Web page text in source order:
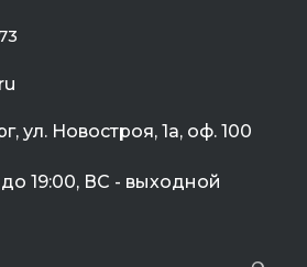
ул. Новостроя, 1а, оф. 100
19:00, ВС - выходной